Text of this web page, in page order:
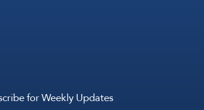
for Weekly Updates